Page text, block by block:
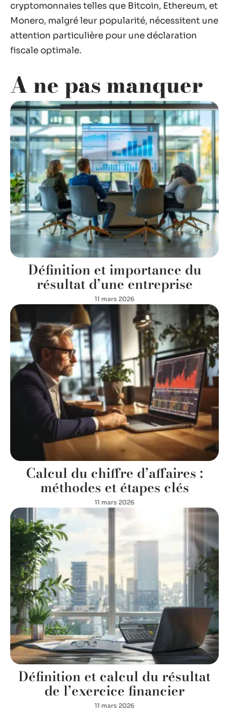
cryptomonnaies telles que Bitcoin, Ethereum, et
Monero, malgré leur popularité, nécessitent une
attention particulière pour une déclaration
fiscale optimale.
A ne pas manquer
Définition et importance du
résultat d’une entreprise
11 mars 2026
Calcul du chiffre d’affaires :
méthodes et étapes clés
11 mars 2026
Définition et calcul du résultat
de l’exercice financier
11 mars 2026